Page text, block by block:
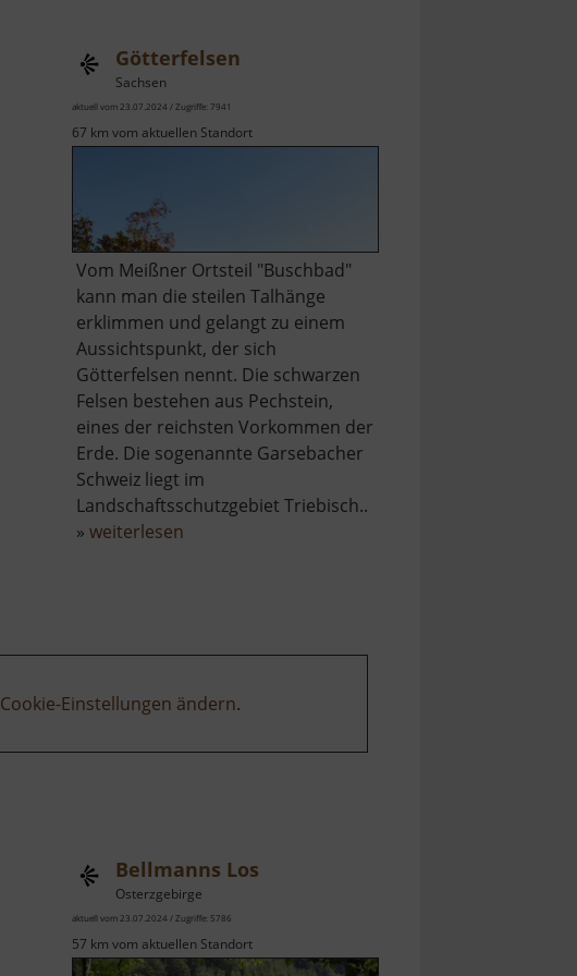
Götterfelsen
Sachsen
aktuell vom 23.07.2024 / Zugriffe: 7941
67 km vom aktuellen Standort
Vom Meißner Ortsteil "Buschbad"
kann man die steilen Talhänge
erklimmen und gelangt zu einem
Aussichtspunkt, der sich
Götterfelsen nennt. Die schwarzen
Felsen bestehen aus Pechstein,
eines der reichsten Vorkommen der
Erde. Die sogenannte Garsebacher
Schweiz liegt im
Landschaftsschutzgebiet Triebisch..
» weiterlesenüber
Cookie-Einstellungen ändern.
Bellmanns Los
Osterzgebirge
aktuell vom 23.07.2024 / Zugriffe: 5786
57 km vom aktuellen Standort